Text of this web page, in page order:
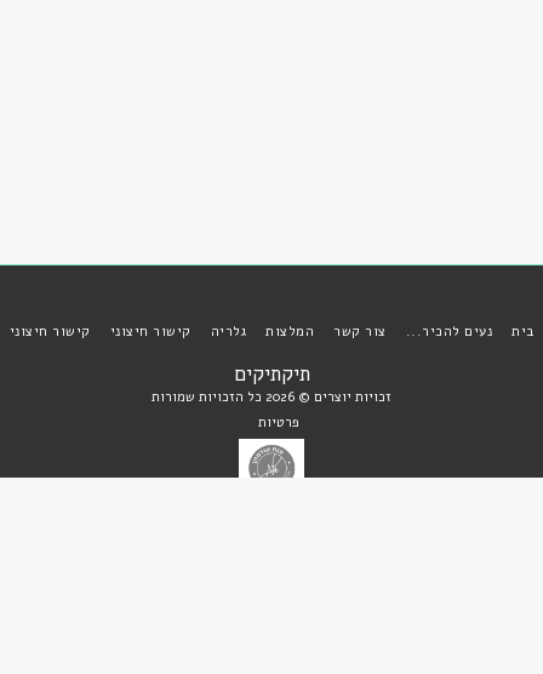
תיקתיקים
זכויות יוצרים © 2026 כל הזכויות שמורות
פרטיות
בית נעים להכיר... צור קשר המלצות גלריה קישור חיצוני קישור חיצוני